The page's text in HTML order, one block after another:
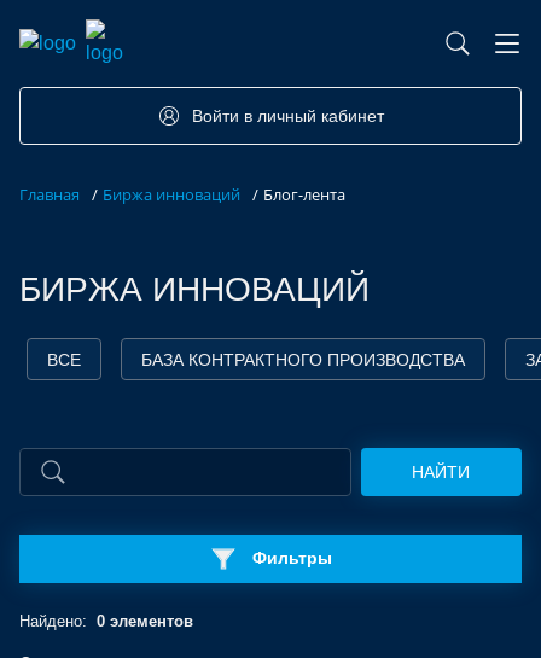
Войти в личный кабинет
Главная / Биржа инноваций / Блог-лента
БИРЖА ИННОВАЦИЙ
ВСЕ БАЗА КОНТРАКТНОГО ПРОИЗВОДСТВА
НАЙТИ
Фильтры
Найдено: 0 элементов